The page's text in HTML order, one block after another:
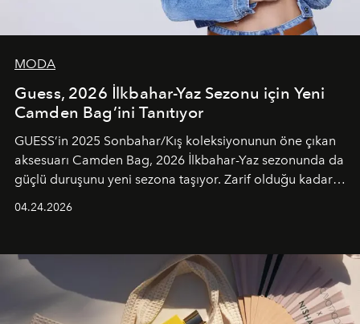
MODA
Guess, 2026 İlkbahar-Yaz Sezonu için Yeni
Camden Bag’ini Tanıtıyor
GUESS’in 2025 Sonbahar/Kış koleksiyonunun öne çıkan
aksesuarı Camden Bag, 2026 İlkbahar-Yaz sezonunda da
güçlü duruşunu yeni sezona taşıyor. Zarif olduğu kadar
04.24.2026